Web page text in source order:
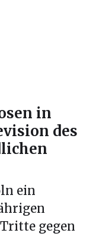
in
des
ein
gegen